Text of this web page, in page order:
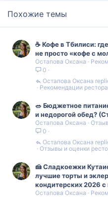
Похожие темы
☕ Кофе в Тбилиси:
не просто «кофе с
Остапова Оксана
0
Рекомендации
Остапова Оксана
🥗 Бюджетное
и недорогой обед?
Остапова Оксана
0
Отзывы и оценки
Остапова Оксана
🍰 Сладкоежки
лучшие торты и
кондитерских 2026 с
Остапова Оксана